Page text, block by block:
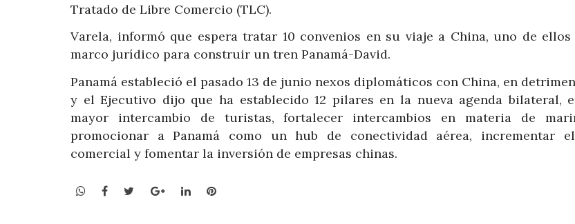
Tratado de Libre Comercio (TLC).
Varela, informó que espera tratar 10 convenios en su viaje a China, uno de
marco jurídico para construir un tren Panamá-David.
Panamá estableció el pasado 13 de junio nexos diplomáticos con China, en
y el Ejecutivo dijo que ha establecido 12 pilares en la nueva agenda bilateral,
mayor intercambio de turistas, fortalecer intercambios en materia de
promocionar a Panamá como un hub de conectividad aérea, incrementar
comercial y fomentar la inversión de empresas chinas.
WhatsApp
Facebook
TwitterGoogle+LinkedInPinterest